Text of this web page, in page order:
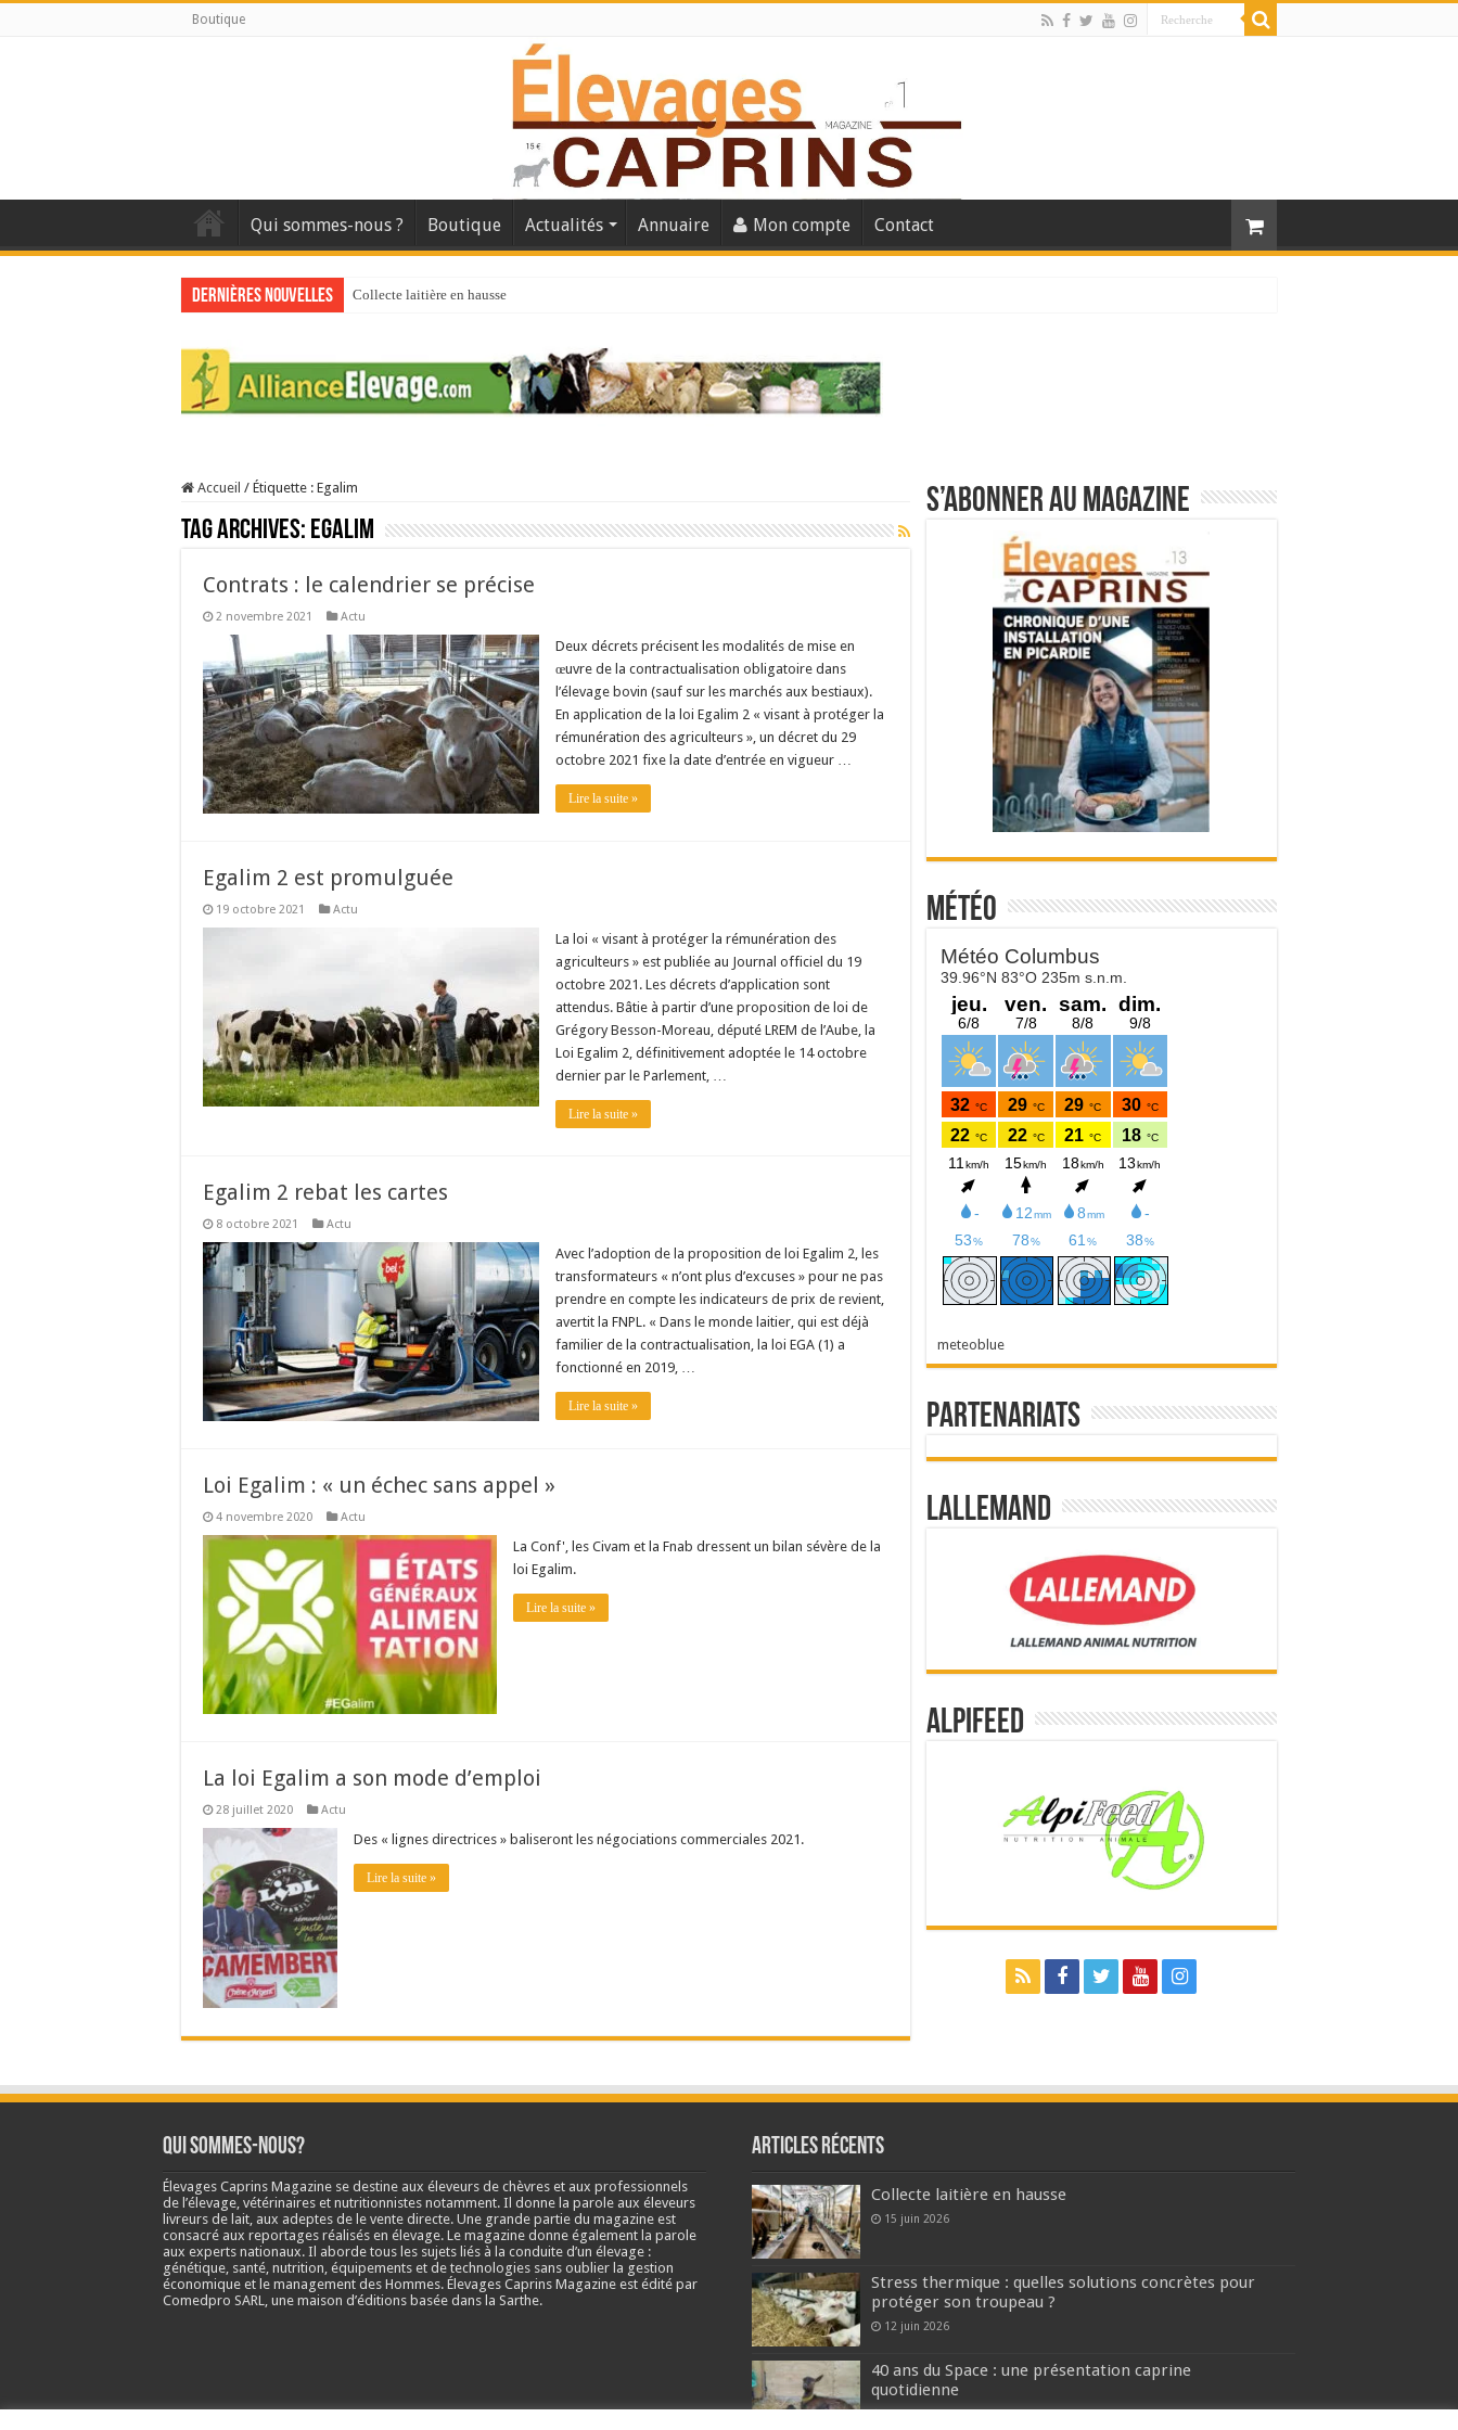
Boutique
Qui sommes-nous ? Boutique Actualités Annuaire Mon compte Contact
Dernières nouvelles Collecte laitière en hausse
40 ans du Space : une présentation caprine quotidienne
Les chèvres et le stress thermique
Accueil / Étiquette : Egalim
Tag Archives: Egalim
Contrats : le calendrier se précise
2 novembre 2021 Actu
Deux décrets précisent les modalités de mise en
œuvre de la contractualisation obligatoire dans
l’élevage bovin (sauf sur les marchés aux bestiaux).
En application de la loi Egalim 2 « visant à protéger la
rémunération des agriculteurs », un décret du 29
octobre 2021 fixe la date d’entrée en vigueur …
Lire la suite »
Egalim 2 est promulguée
19 octobre 2021 Actu
La loi « visant à protéger la rémunération des
agriculteurs » est publiée au Journal officiel du 19
octobre 2021. Les décrets d’application sont
attendus. Bâtie à partir d’une proposition de loi de
Grégory Besson-Moreau, député LREM de l’Aube, la
Loi Egalim 2, définitivement adoptée le 14 octobre
dernier par le Parlement, …
Lire la suite »
Egalim 2 rebat les cartes
8 octobre 2021 Actu
Avec l’adoption de la proposition de loi Egalim 2, les
transformateurs « n’ont plus d’excuses » pour ne pas
prendre en compte les indicateurs de prix de revient,
avertit la FNPL. « Dans le monde laitier, qui est déjà
familier de la contractualisation, la loi EGA (1) a
fonctionné en 2019, …
Lire la suite »
Loi Egalim : « un échec sans appel »
4 novembre 2020 Actu
La Conf', les Civam et la Fnab dressent un bilan sévère de la
loi Egalim.
Lire la suite »
La loi Egalim a son mode d’emploi
28 juillet 2020 Actu
Des « lignes directrices » baliseront les négociations commerciales 2021.
Lire la suite »
S’abonner au magazine
Météo
meteoblue
Partenariats
Lallemand
Alpifeed
Qui sommes-nous?
Élevages Caprins Magazine se destine aux éleveurs de chèvres et aux professionnels
de l’élevage, vétérinaires et nutritionnistes notamment. Il donne la parole aux éleveurs
livreurs de lait, aux adeptes de le vente directe. Une grande partie du magazine est
consacré aux reportages réalisés en élevage. Le magazine donne également la parole
aux experts nationaux. Il aborde tous les sujets liés à la conduite d’un élevage :
génétique, santé, nutrition, équipements et de technologies sans oublier la gestion
économique et le management des Hommes. Élevages Caprins Magazine est édité par
Comedpro SARL, une maison d’éditions basée dans la Sarthe.
Articles récents
Collecte laitière en hausse
15 juin 2026
Stress thermique : quelles solutions concrètes pour
protéger son troupeau ?
12 juin 2026
40 ans du Space : une présentation caprine
quotidienne
2 juin 2026